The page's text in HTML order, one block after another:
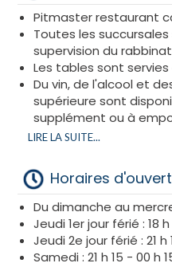
Pitmaster restaurant
Toutes les
supervision du
Les tables sont
Du vin, de l'alcool et
supérieure sont
supplément ou à
Les boissons sans
Des plats végétariens
disponibles, sur
LIRE LA SUITE...
Horaires
Du dimanche au
Jeudi 1er jour férié : 18
Jeudi 2e jour férié : 21 h
Samedi : 21 h 15 - 00 h